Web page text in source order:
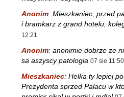
Anonim: Mieszkaniec, przed
i bramkarz z grand hotelu,
12:21
Anonim: anonimie dobrze ze
sa aszyscy patologia 07 sie 11:50
Mieszkaniec: Helka ty lepiej
Prezydenta sprzed Palacu w